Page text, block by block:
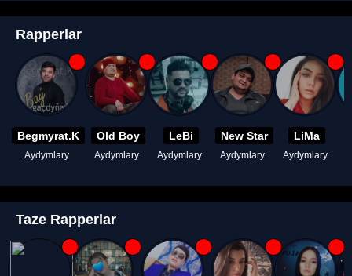
Rapperlar
Begmyrat.K
Aydymlary
Old Boy
Aydymlary
LeBi
Aydymlary
New Star
Aydymlary
LiMa
Aydymlary
Taze Rapperlar